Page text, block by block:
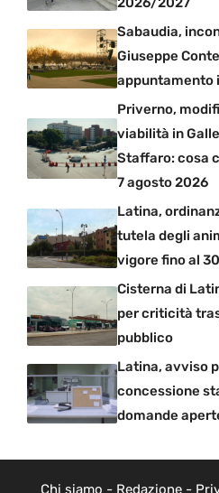
Sabaudia,
Giuseppe
appuntamento
Priverno,
viabilità in
Staffaro: cosa
7 agosto 2026
Latina,
tutela degli
vigore fino al
Cisterna di
per criticità
pubblico
Latina, avviso
concessione
domande
Chi siamo - Redazione-